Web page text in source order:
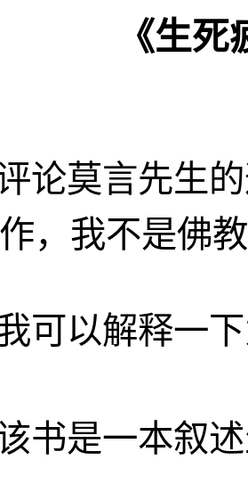
《生
论莫言先生
，我不是佛
可以解释一
书是一本叙